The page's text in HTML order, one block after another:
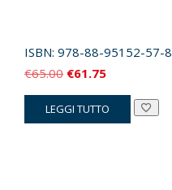
ISBN: 978-88-95152-57-8
€65.00 Il
prezzo
originale
€61.75Il
prezzo
attuale
LEGGI TUTTO